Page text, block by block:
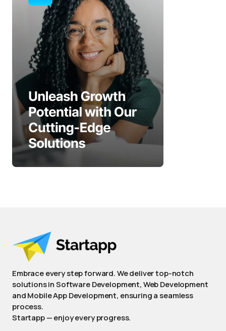
Embrace every step forward. We deliver top-notch
solutions in Software Development, Web Development
and Mobile App Development, ensuring a seamless
process.
Startapp — enjoy every progress.